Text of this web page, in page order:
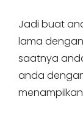
Jadi buat
lama
saatnya
anda